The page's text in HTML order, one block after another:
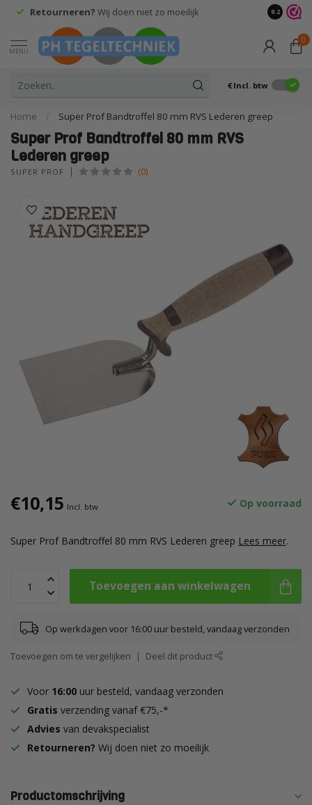
Retourneren? Wij doen niet zo moeilijk 9.2
MENU
0
€ Incl. btw
Home / Super Prof Bandtroffel 80 mm RVS Lederen greep
Super Prof Bandtroffel 80 mm RVS
Lederen greep
SUPER PROF (0)
€10,15 Incl. btw Op voorraad
Super Prof Bandtroffel 80 mm RVS Lederen greep Lees meer.
Toevoegen aan winkelwagen
Op werkdagen voor 16:00 uur besteld, vandaag verzonden
Toevoegen om te vergelijken Deel dit product
Voor 16:00 uur besteld, vandaag verzonden
Gratis verzending vanaf €75,-*
Advies van devakspecialist
Retourneren? Wij doen niet zo moeilijk
Productomschrijving